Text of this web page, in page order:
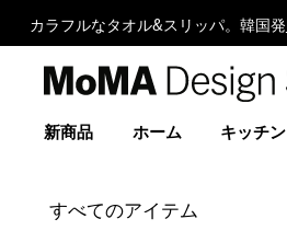
カラフルなタオル&スリッパ。韓国発
新商品 ホーム キッチン
すべてのアイテム